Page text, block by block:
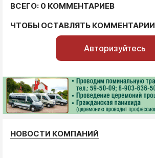
ВСЕГО: 0 КОММЕНТАРИЕВ
ЧТОБЫ ОСТАВЛЯТЬ КОММЕНТАРИИ
Авторизуйтесь
НОВОСТИ КОМПАНИЙ